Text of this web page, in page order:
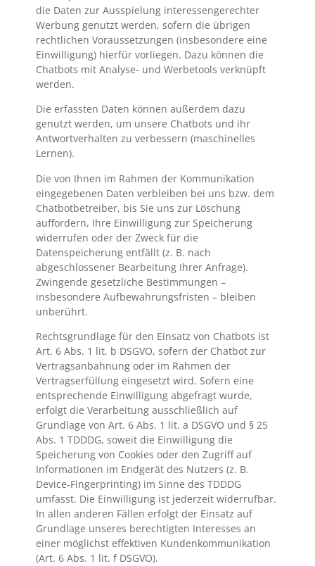
die Daten zur Ausspielung interessengerechter
Werbung genutzt werden, sofern die übrigen
rechtlichen Voraussetzungen (insbesondere eine
Einwilligung) hierfür vorliegen. Dazu können die
Chatbots mit Analyse- und Werbetools verknüpft
werden.
Die erfassten Daten können außerdem dazu
genutzt werden, um unsere Chatbots und ihr
Antwortverhalten zu verbessern (maschinelles
Lernen).
Die von Ihnen im Rahmen der Kommunikation
eingegebenen Daten verbleiben bei uns bzw. dem
Chatbotbetreiber, bis Sie uns zur Löschung
auffordern, Ihre Einwilligung zur Speicherung
widerrufen oder der Zweck für die
Datenspeicherung entfällt (z. B. nach
abgeschlossener Bearbeitung Ihrer Anfrage).
Zwingende gesetzliche Bestimmungen –
insbesondere Aufbewahrungsfristen – bleiben
unberührt.
Rechtsgrundlage für den Einsatz von Chatbots ist
Art. 6 Abs. 1 lit. b DSGVO, sofern der Chatbot zur
Vertragsanbahnung oder im Rahmen der
Vertragserfüllung eingesetzt wird. Sofern eine
entsprechende Einwilligung abgefragt wurde,
erfolgt die Verarbeitung ausschließlich auf
Grundlage von Art. 6 Abs. 1 lit. a DSGVO und § 25
Abs. 1 TDDDG, soweit die Einwilligung die
Speicherung von Cookies oder den Zugriff auf
Informationen im Endgerät des Nutzers (z. B.
Device-Fingerprinting) im Sinne des TDDDG
umfasst. Die Einwilligung ist jederzeit widerrufbar.
In allen anderen Fällen erfolgt der Einsatz auf
Grundlage unseres berechtigten Interesses an
einer möglichst effektiven Kundenkommunikation
(Art. 6 Abs. 1 lit. f DSGVO).